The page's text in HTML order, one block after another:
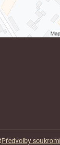
Předvolby soukromí